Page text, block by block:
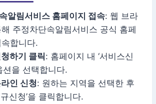
알림서비스 홈페이지 접속: 웹 브라
주정차단속알림서비스 공식 홈페
합니다.
하기 클릭: 홈페이지 내 ‘서비스신
션을 선택합니다.
인 신청: 원하는 지역을 선택한 후
신청’을 클릭합니다.